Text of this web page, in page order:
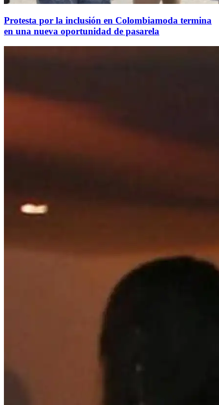
Protesta por la inclusión en Colombiamoda termina
en una nueva oportunidad de pasarela